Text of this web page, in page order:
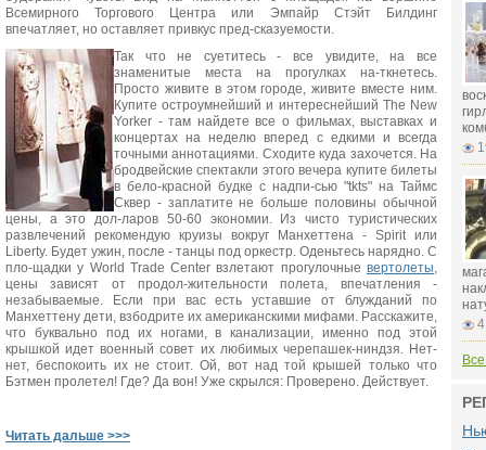
Всемирного Торгового Центра или Эмпайр Стэйт Билдинг
впечатляет, но оставляет привкус пред-сказуемости.
Так что не суетитесь - все увидите, на все
знаменитые места на прогулках на-ткнетесь.
Просто живите в этом городе, живите вместе ним.
Купите остроумнейший и интереснейший The New
Yorker - там найдете все о фильмах, выставках и
концертах на неделю вперед с едкими и всегда
точными аннотациями. Сходите куда захочется. На
бродвейские спектакли этого вечера купите билеты
в бело-красной будке с надпи-сью "tkts" на Таймс
Сквер - заплатите не больше половины обычной
цены, а это дол-ларов 50-60 экономии. Из чисто туристических
развлечений рекомендую круизы вокруг Манхеттена - Spirit или
Liberty. Будет ужин, после - танцы под оркестр. Оденьтесь нарядно. С
пло-щадки у World Trade Center взлетают прогулочные вертолеты,
цены зависят от продол-жительности полета, впечатления -
незабываемые. Если при вас есть уставшие от блужданий по
Манхеттену дети, взбодрите их американскими мифами. Расскажите,
что буквально под их ногами, в канализации, именно под этой
крышкой идет военный совет их любимых черепашек-ниндзя. Нет-
нет, беспокоить их не стоит. Ой, вот над той крышей только что
Бэтмен пролетел! Где? Да вон! Уже скрылся: Проверено. Действует.
Читать дальше >>>